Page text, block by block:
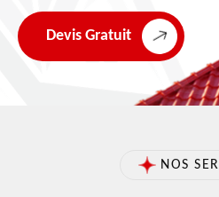
Devis Gratuit
NOS